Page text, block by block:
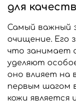
для
Самый важный
очищение. Его
что занимает
уделяют
оно влияет на
первым шагом
кожи является